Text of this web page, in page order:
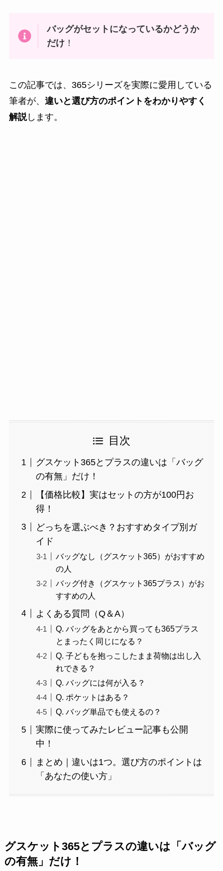
バッグがセットになっているかどうか
だけ ！
この記事では、365シリーズを実際に愛用している
筆者が、 違いと選び方のポイントをわかりやすく
解説します。
目次
グスケット365とプラスの違いは「バッグ
の有無」だけ！
【価格比較】実はセットの方が100円お
得！
どっちを選ぶべき？おすすめタイプ別ガ
イド
バッグなし（グスケット365）がおすすめ
の人
バッグ付き（グスケット365プラス）がお
すすめの人
よくある質問（Q＆A）
Q. バッグをあとから買っても365プラス
とまったく同じになる？
Q. 子どもを抱っこしたまま荷物は出し入
れできる？
Q. バッグには何が入る？
Q. ポケットはある？
Q. バッグ単品でも使えるの？
実際に使ってみたレビュー記事も公開
中！
まとめ｜違いは1つ。選び方のポイントは
「あなたの使い方」
グスケット365とプラスの違いは「バッグ
の有無」だけ！